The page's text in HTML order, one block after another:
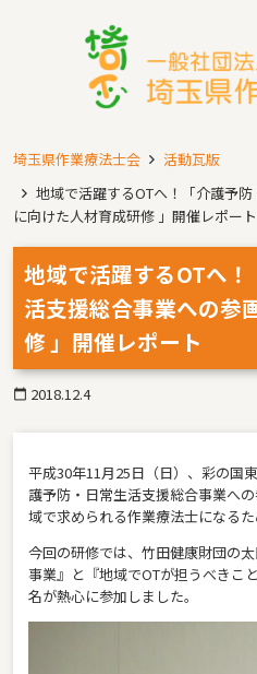
埼玉県作業療法士会
活動瓦版
地域で活躍するOTへ！「介護予
に向けた人材育成研修 」開催レポート
地域で活躍するOTへ
活支援総合事業への参
修 」開催レポート
calendar_today 2018.12.4
平成30年11月25日（日）、彩の国
護予防・日常生活支援総合事業へ
域で求められる作業療法士になるた
今回の研修では、竹田健康財団の
事業』と『地域でOTが担うべきこ
名が熱心に参加しました。